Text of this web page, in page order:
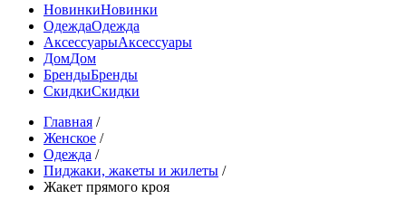
НовинкиНовинки
ОдеждаОдежда
АксессуарыАксессуары
ДомДом
БрендыБренды
СкидкиСкидки
Главная /
Женское /
Одежда /
Пиджаки, жакеты и жилеты /
Жакет прямого кроя